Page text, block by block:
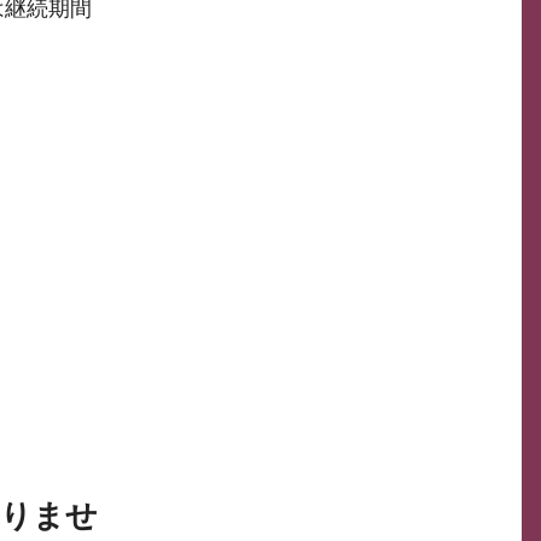
続期間
ませ